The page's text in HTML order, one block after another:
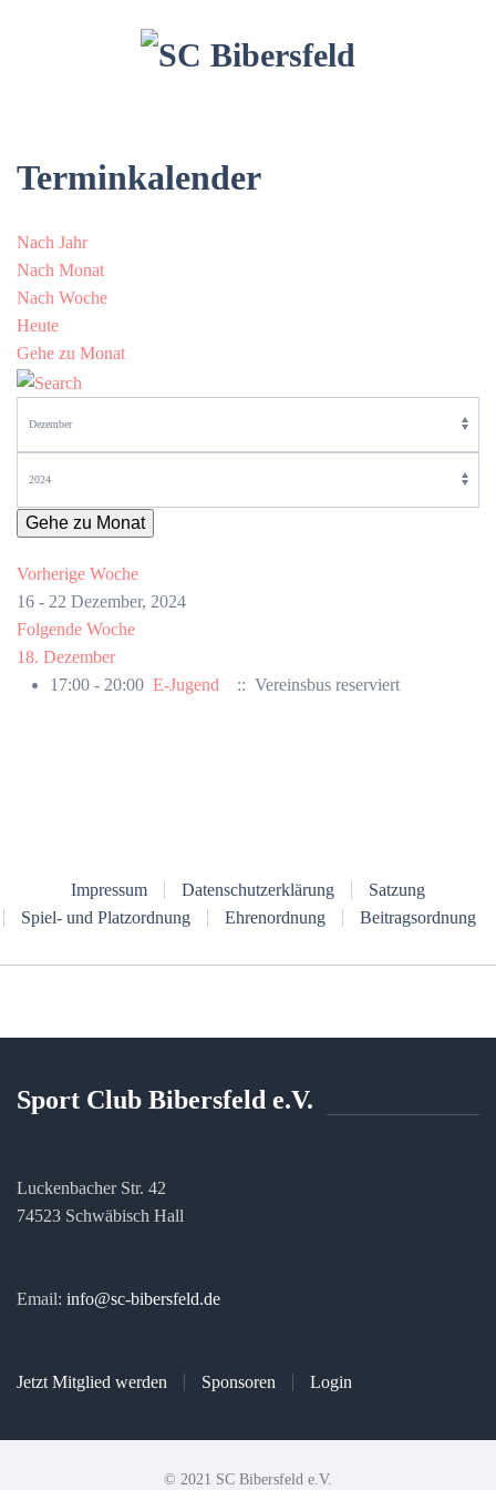
Terminkalender
Nach Jahr
Nach Monat
Nach Woche
Heute
Gehe zu Monat
Gehe zu Monat
Vorherige Woche
16 - 22 Dezember, 2024
Folgende Woche
18. Dezember
17:00 - 20:00 E-Jugend :: Vereinsbus reserviert
Impressum Datenschutzerklärung
Satzung
Spiel- und Platzordnung
Ehrenordnung Beitragsordnung
Sport Club Bibersfeld e.V.
Luckenbacher Str. 42
74523 Schwäbisch Hall
Email: info@sc-bibersfeld.de
Jetzt Mitglied werden Sponsoren Login
© 2021 SC Bibersfeld e.V.